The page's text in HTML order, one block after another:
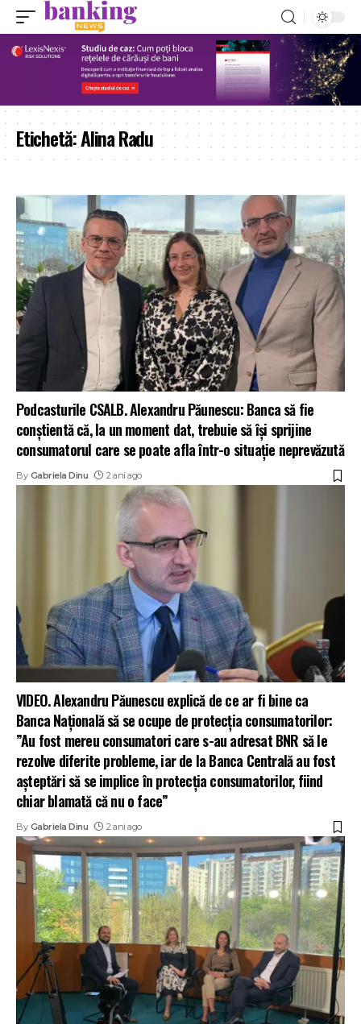
Etichetă:Alina Radu
Podcasturile CSALB. Alexandru Păunescu: Banca să fie
conștientă că, la un moment dat, trebuie să își sprijine
consumatorul care se poate afla într-o situație neprevăzută
By Gabriela Dinu 2 ani ago
VIDEO. Alexandru Păunescu explică de ce ar fi bine ca
Banca Națională să se ocupe de protecția consumatorilor:
”Au fost mereu consumatori care s-au adresat BNR să le
rezolve diferite probleme, iar de la Banca Centrală au fost
așteptări să se implice în protecția consumatorilor, fiind
chiar blamată că nu o face”
By Gabriela Dinu 2 ani ago